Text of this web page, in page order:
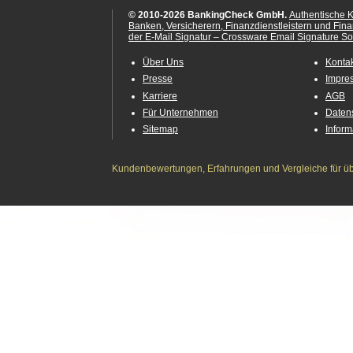
© 2010-2026 BankingCheck GmbH. Authentische
Banken, Versicherern, Finanzdienstleistern und
der E-Mail Signatur – Crossware Email Signature
Über Uns
Presse
Karriere
Für Unternehmen
Sitemap
AGB
Kundenbewertungen, Erfahrungen und Vergleiche für